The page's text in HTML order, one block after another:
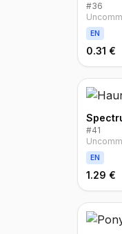
#36
EN
0.31 €
#41
EN
1.29 €